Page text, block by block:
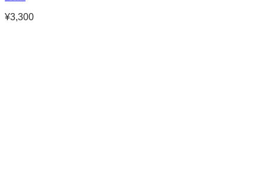
¥3,300